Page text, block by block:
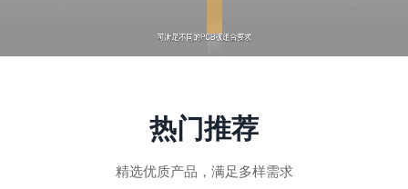
热门推荐
精选优质产品，满足多样需求